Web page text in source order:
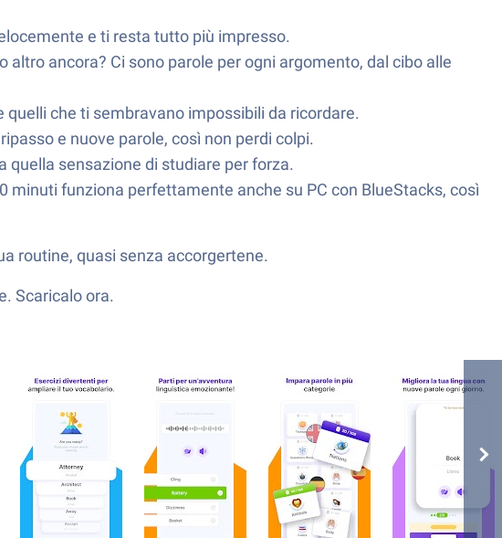
e ti resta tutto più impresso.
ancora? Ci sono parole per ogni argomento, dal cibo alle
che ti sembravano impossibili da ricordare.
e nuove parole, così non perdi colpi.
quella sensazione di studiare per forza.
minuti funziona perfettamente anche su PC con BlueStacks, così
routine, quasi senza accorgertene.
Scaricalo ora.